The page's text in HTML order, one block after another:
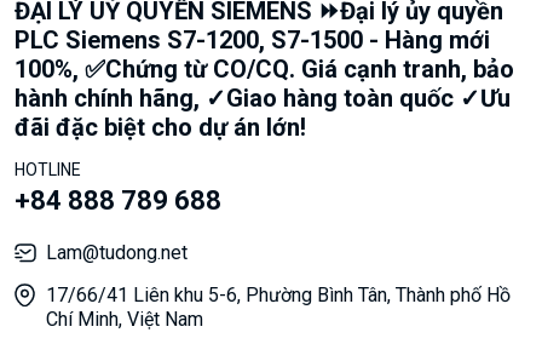
ĐẠI LÝ UỶ QUYỀN SIEMENS ⏩Đại lý ủy quyền
PLC Siemens S7-1200, S7-1500 - Hàng mới
100%, ✅Chứng từ CO/CQ. Giá cạnh tranh, bảo
hành chính hãng, ✓Giao hàng toàn quốc ✓Ưu
đãi đặc biệt cho dự án lớn!
HOTLINE
+84 888 789 688
Lam@tudong.net
17/66/41 Liên khu 5-6, Phường Bình Tân, Thành phố Hồ
Chí Minh, Việt Nam